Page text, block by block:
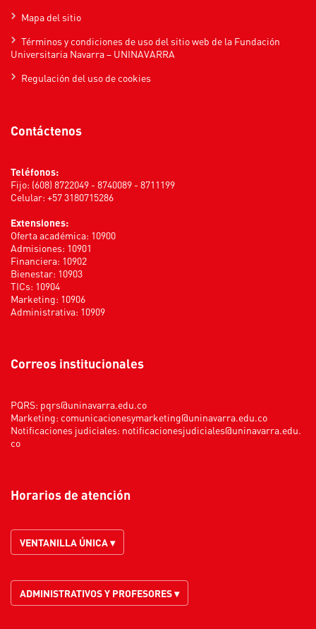
Mapa del sitio
Términos y condiciones de uso del sitio web de la Fundación
Universitaria Navarra – UNINAVARRA
Regulación del uso de cookies
Contáctenos
Teléfonos:
Fijo: (608) 8722049 - 8740089 - 8711199
Celular: +57 3180715286
Extensiones:
Oferta académica: 10900
Admisiones: 10901
Financiera: 10902
Bienestar: 10903
TICs: 10904
Marketing: 10906
Administrativa: 10909
Correos institucionales
PQRS: pqrs@uninavarra.edu.co
Marketing: comunicacionesymarketing@uninavarra.edu.co
Notificaciones judiciales: notificacionesjudiciales@uninavarra.edu.
co
Horarios de atención
VENTANILLA ÚNICA ▾
ADMINISTRATIVOS Y PROFESORES ▾